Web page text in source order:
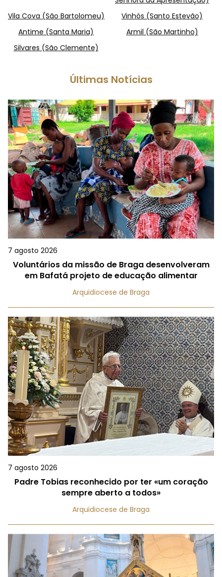
Vila Cova (São Bartolomeu)
Vinhós (Santo Estevão)
Antime (Santa Maria)
Armil (São Martinho)
Silvares (São Clemente)
Últimas Notícias
7 agosto 2026
Voluntários da missão de Braga desenvolveram
em Bafatá projeto de educação alimentar
Arquidiocese de Braga
7 agosto 2026
Padre Tobias reconhecido por ter «um coração
sempre aberto a todos»
Arquidiocese de Braga